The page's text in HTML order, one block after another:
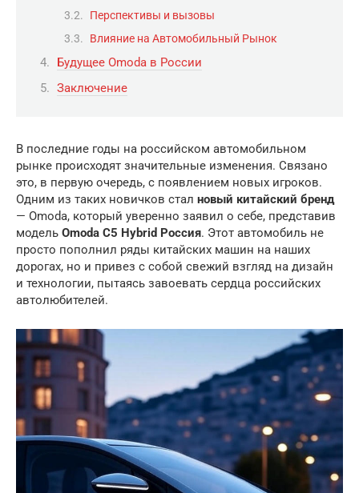
Перспективы и вызовы
Влияние на Автомобильный Рынок
Будущее Omoda в России
Заключение
В последние годы на российском автомобильном
рынке происходят значительные изменения. Связано
это, в первую очередь, с появлением новых игроков.
Одним из таких новичков стал новый китайский бренд
— Omoda, который уверенно заявил о себе, представив
модель Omoda C5 Hybrid Россия. Этот автомобиль не
просто пополнил ряды китайских машин на наших
дорогах, но и привез с собой свежий взгляд на дизайн
и технологии, пытаясь завоевать сердца российских
автолюбителей.